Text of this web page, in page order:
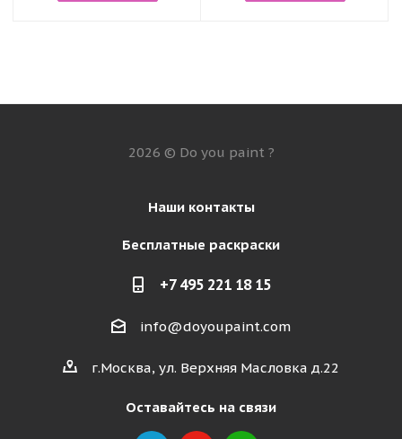
2026 © Do you paint ?
Наши контакты
Бесплатные раскраски
+7 495 221 18 15
info@doyoupaint.com
г.Москва, ул. Верхняя Масловка д.22
Оставайтесь на связи